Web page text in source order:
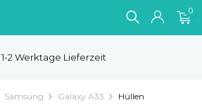
0
1-2 Werktage Lieferzeit
Samsung Galaxy A33 Hüllen